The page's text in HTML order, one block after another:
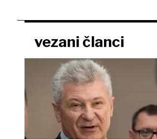
vezani članci